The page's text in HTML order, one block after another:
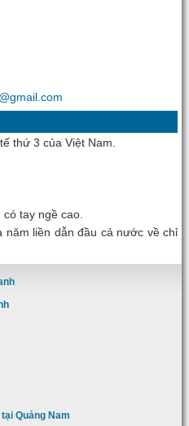
thứ 3 của Việt Nam.
tay ngề cao.
liền dẫn đầu cả nước về chỉ
Quảng Nam